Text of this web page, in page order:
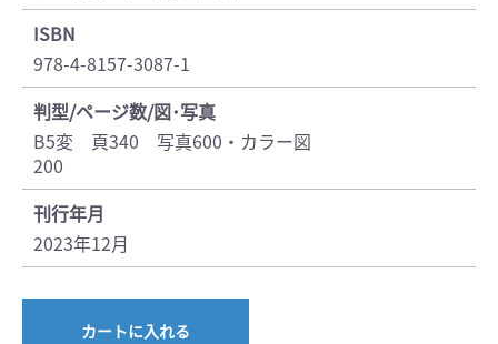
ISBN
978-4-8157-3087-1
判型/ページ数/図･写真
B5変 頁340 写真600・カラー図
200
刊行年月
2023年12月
カートに入れる